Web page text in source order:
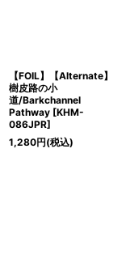
【FOIL】【Alternate】
樹皮路の小
道/Barkchannel
Pathway [KHM-
086JPR]
1,280円(税込)